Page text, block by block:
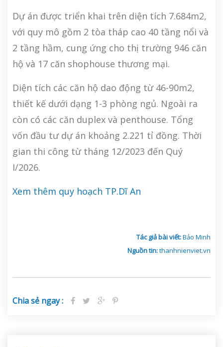
Dự án được triển khai trên diện tích 7.684m2,
với quy mô gồm 2 tòa tháp cao 40 tầng nổi và
2 tầng hầm, cung ứng cho thị trường 946 căn
hộ và 17 căn shophouse thương mại.
Diện tích các căn hộ dao động từ 46-90m2,
thiết kế dưới dạng 1-3 phòng ngủ. Ngoài ra
còn có các căn duplex và penthouse. Tổng
vốn đầu tư dự án khoảng 2.221 tỉ đồng. Thời
gian thi công từ tháng 12/2023 đến Quý
I/2026.
Xem thêm quy hoạch TP.Dĩ An
Tác giả bài viết:Bảo Minh
Nguồn tin:thanhnienviet.vn
Chia sẻ ngay :